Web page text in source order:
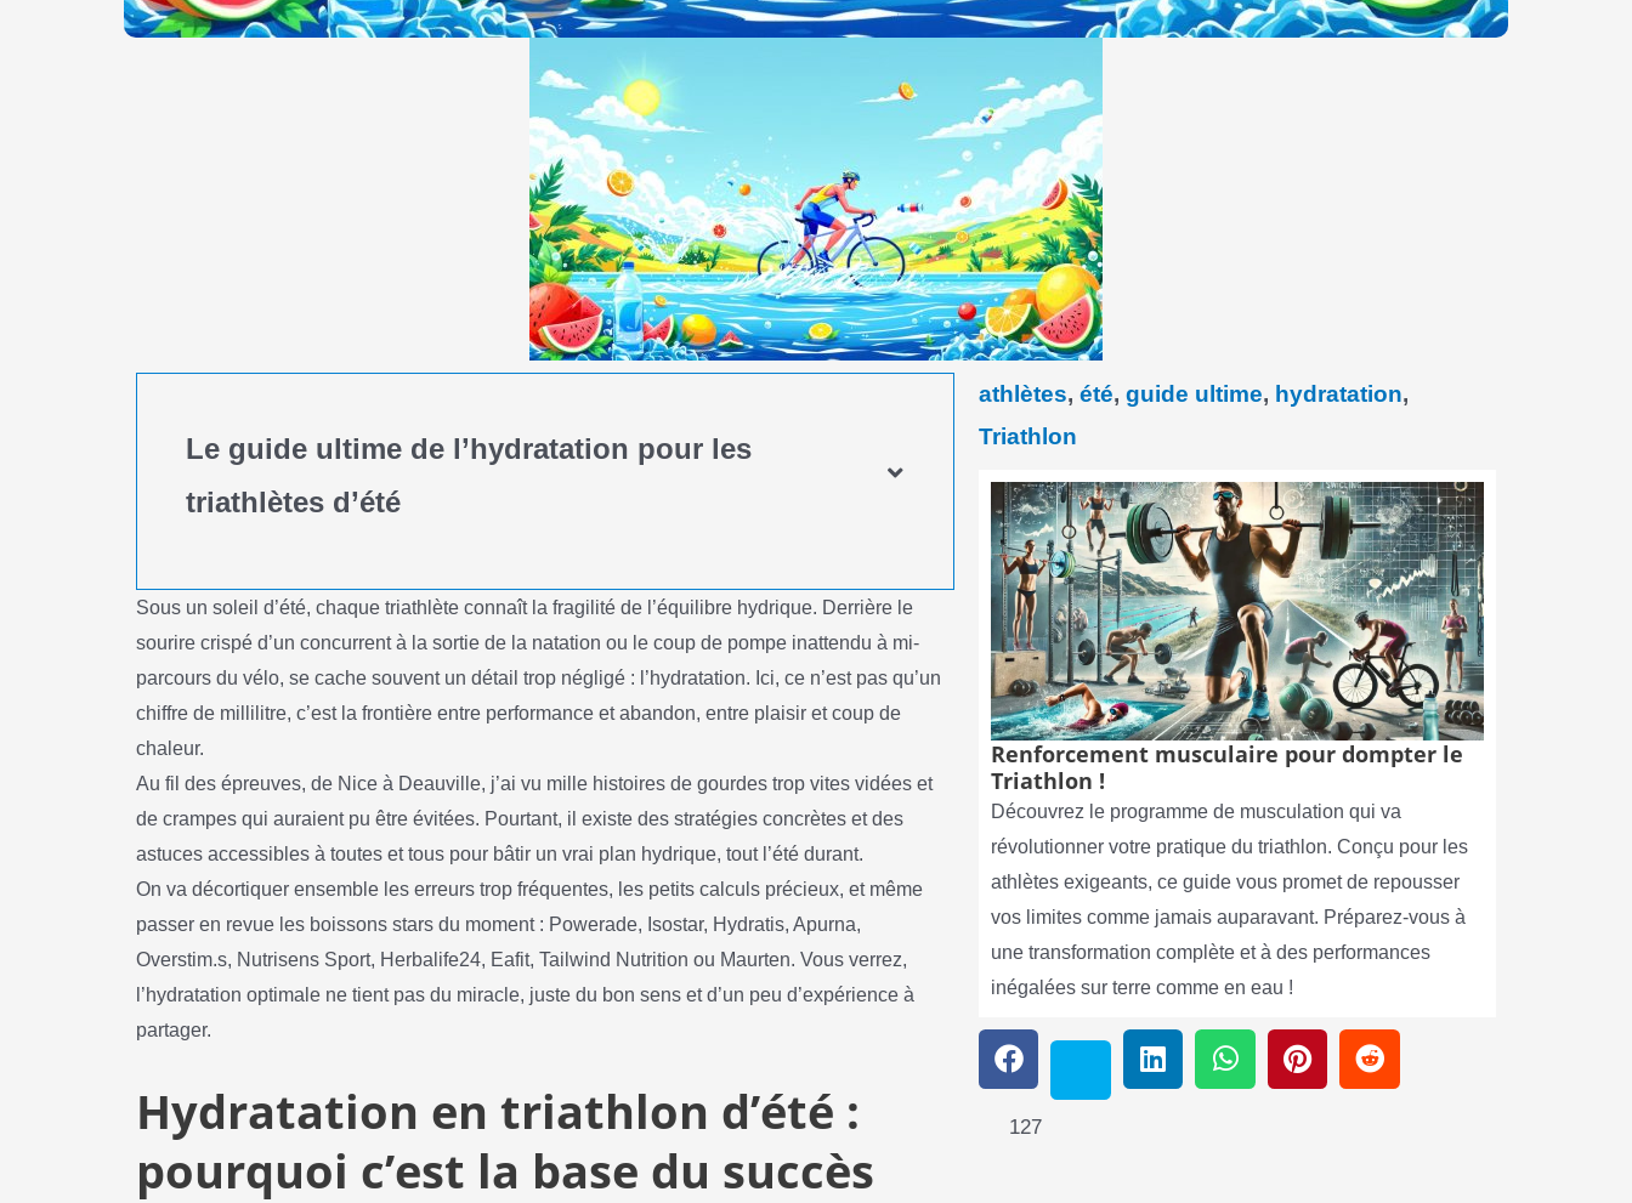
Le guide ultime de l’hydratation pour les
triathlètes d’été
Sous un soleil d’été, chaque triathlète connaît la fragilité de l’équilibre hydrique. Derrière le
sourire crispé d’un concurrent à la sortie de la natation ou le coup de pompe inattendu à mi-
parcours du vélo, se cache souvent un détail trop négligé : l’hydratation. Ici, ce n’est pas qu’un
chiffre de millilitre, c’est la frontière entre performance et abandon, entre plaisir et coup de
chaleur.
Au fil des épreuves, de Nice à Deauville, j’ai vu mille histoires de gourdes trop vites vidées et
de crampes qui auraient pu être évitées. Pourtant, il existe des stratégies concrètes et des
astuces accessibles à toutes et tous pour bâtir un vrai plan hydrique, tout l’été durant.
On va décortiquer ensemble les erreurs trop fréquentes, les petits calculs précieux, et même
passer en revue les boissons stars du moment : Powerade, Isostar, Hydratis, Apurna,
Overstim.s, Nutrisens Sport, Herbalife24, Eafit, Tailwind Nutrition ou Maurten. Vous verrez,
l’hydratation optimale ne tient pas du miracle, juste du bon sens et d’un peu d’expérience à
partager.
Hydratation en triathlon d’été :
pourquoi c’est la base du succès
athlètes, été, guide ultime, hydratation,
Triathlon
Renforcement musculaire pour dompter le
Triathlon !
Découvrez le programme de musculation qui va
révolutionner votre pratique du triathlon. Conçu pour les
athlètes exigeants, ce guide vous promet de repousser
vos limites comme jamais auparavant. Préparez-vous à
une transformation complète et à des performances
inégalées sur terre comme en eau !
127